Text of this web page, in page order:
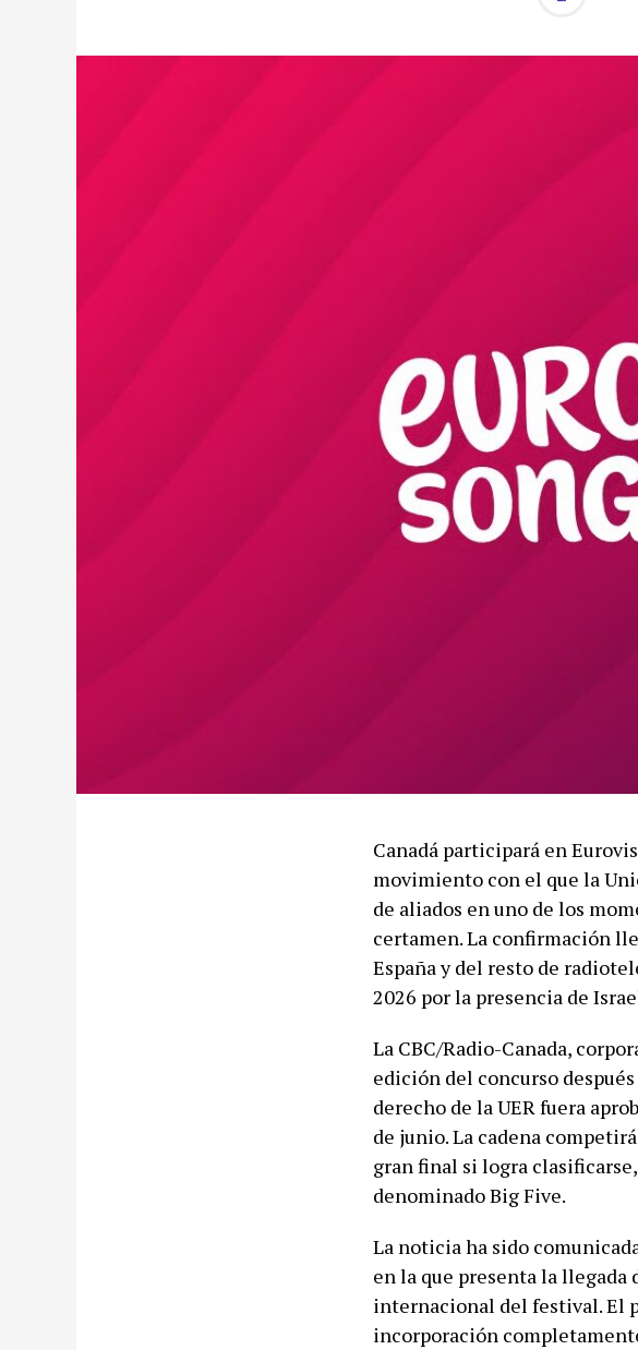
Canadá participará en
movimiento con el que la
de aliados en uno de los
certamen. La confirmación
España y del resto de
2026 por la presencia de
La CBC/Radio-Canada,
edición del concurso
derecho de la UER fuera
de junio. La cadena
gran final si logra
denominado Big Five.
La noticia ha sido
en la que presenta la llegada
internacional del festival. El
incorporación